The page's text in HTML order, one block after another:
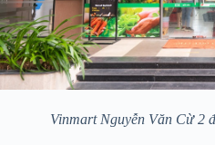
Vinmart Nguyễn Văn Cừ 2